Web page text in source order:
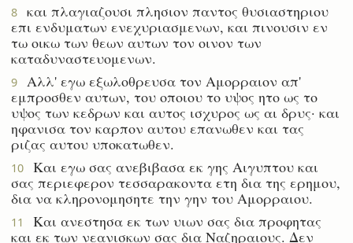
8
και πλαγιαζουσι πλησιον παντος θυσιαστηριου
επι ενδυματων ενεχυριασμενων, και πινουσιν εν
τω οικω των θεων αυτων τον οινον των
καταδυναστευομενων.
9
Αλλ' εγω εξωλοθρευσα τον Αμορραιον απ'
εμπροσθεν αυτων, του οποιου το υψος ητο ως το
υψος των κεδρων και αυτος ισχυρος ως αι δρυς· και
ηφανισα τον καρπον αυτου επανωθεν και τας
ριζας αυτου υποκατωθεν.
10
Και εγω σας ανεβιβασα εκ γης Αιγυπτου και
σας περιεφερον τεσσαρακοντα ετη δια της ερημου,
δια να κληρονομησητε την γην του Αμορραιου.
11
Και ανεστησα εκ των υιων σας δια προφητας
και εκ των νεανισκων σας δια Ναζηραιους. Δεν